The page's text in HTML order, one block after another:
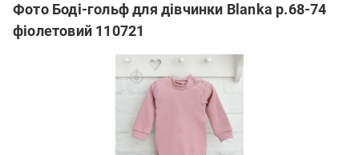
Фото Боді-гольф для дівчинки Blanka р.68-74
фіолетовий 110721